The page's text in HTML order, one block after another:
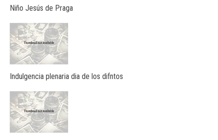
Niño Jesús de Praga
Indulgencia plenaria dia de los difntos